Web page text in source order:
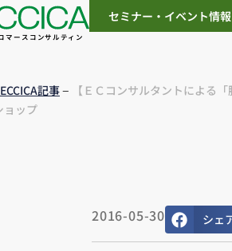
マースコンサルティン
セミナー・イベント情報
記事– 【ＥＣコンサルタントによる
ョップ
2016-05-30 シェ